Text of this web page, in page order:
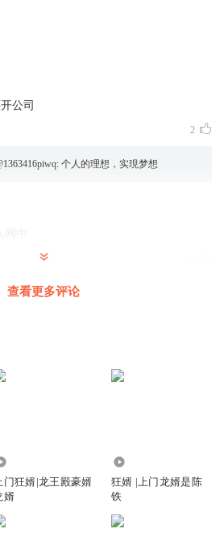
公司
2
1363416piwq: 个人的理想，实現梦想
查看更多评论
门狂婿|龙王殿豪婿
婿
狂婿 |上门龙婿是陈
铁